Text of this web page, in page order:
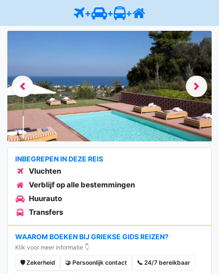
+ + +
Previous Next
INBEGREPEN IN DEZE REIS
Vluchten
Verblijf op alle bestemmingen
Huurauto
Transfers
WAAROM BOEKEN BIJ GRIEKSE GIDS REIZEN?
Klik voor meer informatie 👇
🛡️ Zekerheid 🤝 Persoonlijk contact 📞 24/7 bereikbaar